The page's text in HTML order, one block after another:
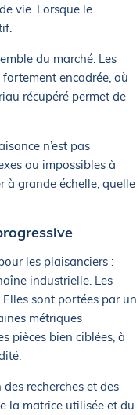
vie. Lorsque le
du marché. Les
encadrée, où
récupéré permet de
n’est pas
ou impossibles à
à grande échelle, quelle
les plaisanciers :
industrielle. Les
sont portées par un
métriques
pièces bien ciblées, à
recherches et des
la matrice utilisée et du